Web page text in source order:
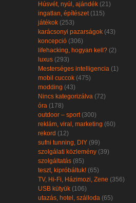
Húsvét, nyúl, ajándék (21)
ingatlan, építészet(115)
játékok (253)
karácsonyi pazarságok (43)
koncepció (306)
lifehacking, hogyan kell? (2)
luxus (293)
Mesterséges intelligencia (1)
mobil cuccok (475)
modding (43)
Nincs kategorizálva (72)
óra (178)
outdoor – sport(300)
reklám, viral, marketing (60)
rekord (12)
sufni tunning, DIY (99)
szolgálati közlemény (39)
szolgáltatás (85)
teszt, kipróbáltuk! (65)
TV, Hi-Fi, Házimozi, Zene (356)
USB kütyük (106)
utazás, hotel, szálloda (65)